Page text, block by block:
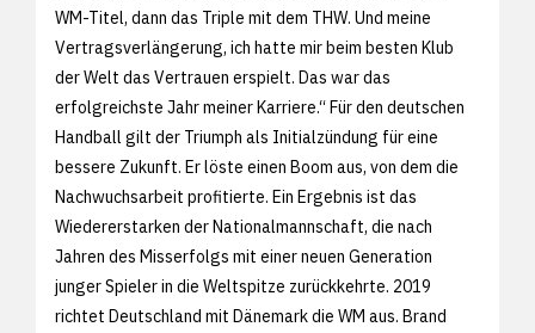
WM-Titel, dann das Triple mit dem THW. Und meine
Vertragsverlängerung, ich hatte mir beim besten Klub
der Welt das Vertrauen erspielt. Das war das
erfolgreichste Jahr meiner Karriere.“ Für den deutschen
Handball gilt der Triumph als Initialzündung für eine
bessere Zukunft. Er löste einen Boom aus, von dem die
Nachwuchsarbeit profitierte. Ein Ergebnis ist das
Wiedererstarken der Nationalmannschaft, die nach
Jahren des Misserfolgs mit einer neuen Generation
junger Spieler in die Weltspitze zurückkehrte. 2019
richtet Deutschland mit Dänemark die WM aus. Brand